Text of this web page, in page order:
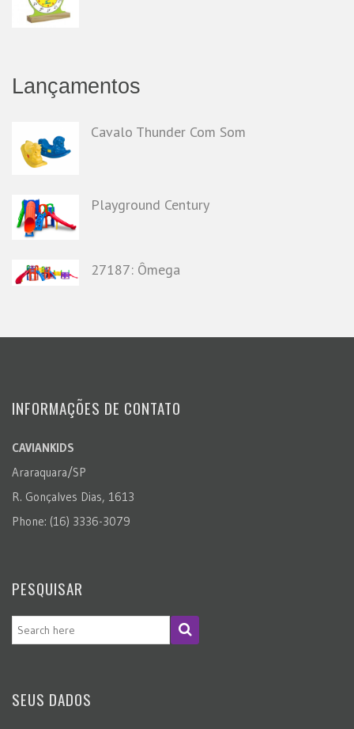
Lançamentos
Cavalo Thunder Com Som
Playground Century
27187: Ômega
INFORMAÇÕES DE CONTATO
CAVIANKIDS
Araraquara/SP
R. Gonçalves Dias, 1613
Phone: (16) 3336-3079
PESQUISAR
SEUS DADOS